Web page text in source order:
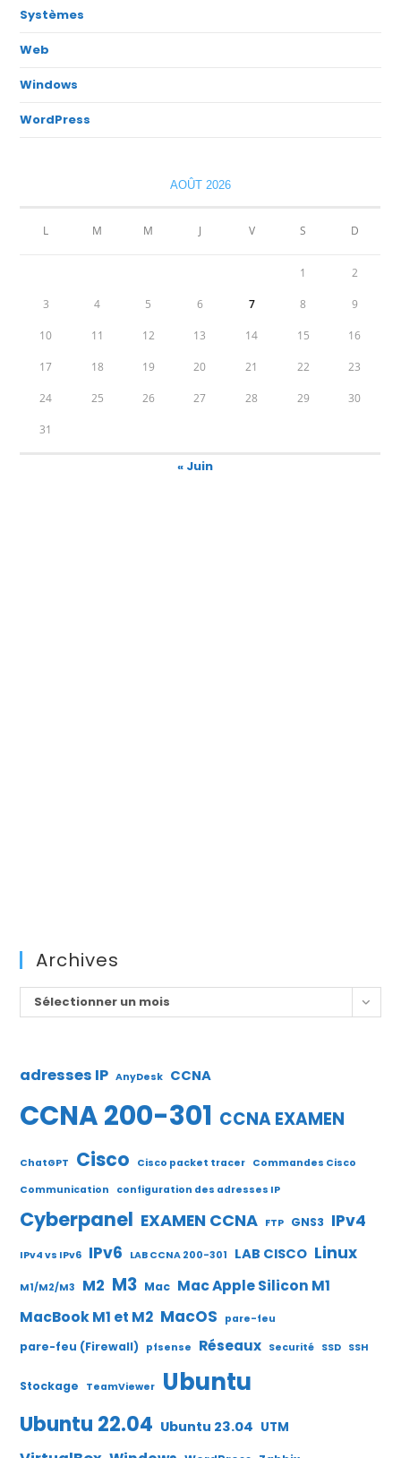
Systèmes
Web
Windows
WordPress
AOÛT 2026
L M M J V S D
1 2
3 4 5 6 7 8 9
10 11 12 13 14 15 16
17 18 19 20 21 22 23
24 25 26 27 28 29 30
31
« Juin
Archives
Archives
Sélectionner un mois
adresses IP AnyDesk CCNA
CCNA 200-301 CCNA EXAMEN
ChatGPT Cisco Cisco packet tracer Commandes Cisco
Communication
configuration des adresses IP
Cyberpanel EXAMEN CCNA FTP GNS3 IPv4
IPv4 vs IPv6 IPv6 LAB CCNA 200-301 LAB CISCO Linux
M1/M2/M3 M2 M3 Mac Mac Apple Silicon M1
MacBook M1 et M2 MacOS pare-feu
pare-feu (Firewall) pfsense Réseaux Securité SSD SSH
Stockage TeamViewer Ubuntu
Ubuntu 22.04 Ubuntu 23.04 UTM